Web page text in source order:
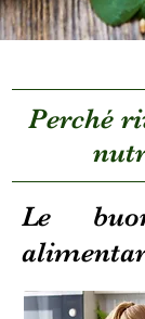
Perché
Le